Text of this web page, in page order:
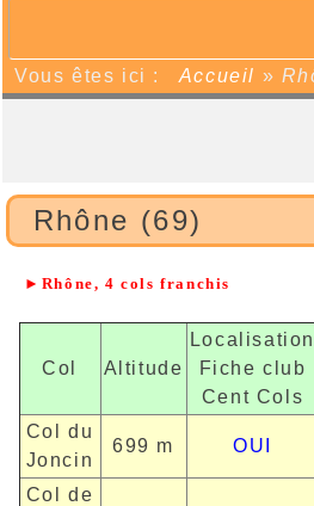
Vous êtes ici : Accueil »
Rhône (69)
► Rhône, 4 cols franchis
Col Altitude
Localisation
Fiche club
Cent Cols
Col du
Joncin
699 m OUI
Col de